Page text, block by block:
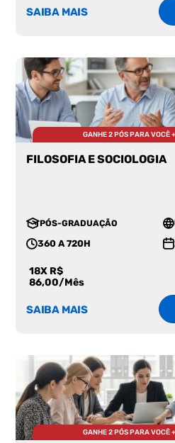
SAIBA MAIS
GANHE 2 PÓS PARA VOCÊ
FILOSOFIA E SOCIOLOGIA
PÓS-GRADUAÇÃO
360 A 720H
18X R$
86,00/Mês
SAIBA MAIS
GANHE 2 PÓS PARA VOCÊ